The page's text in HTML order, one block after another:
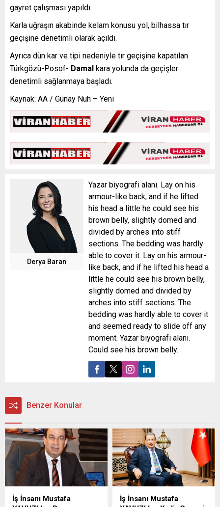
gayret çalışması yapıldı.
Karla uğraşın akabinde kelam konusu yol, bilhassa tır
geçişine denetimli olarak açıldı.
Ayrıca dün kar ve tipi nedeniyle tır geçişine kapatılan
Türkgözü-Posof- Damal kara yolunda da geçişler
denetimli sağlanmaya başladı.
Kaynak: AA / Günay Nuh – Yeni
Derya Baran
Yazar biyografi alanı. Lay on his
armour-like back, and if he lifted
his head a little he could see his
brown belly, slightly domed and
divided by arches into stiff
sections. The bedding was hardly
able to cover it. Lay on his armour-
like back, and if he lifted his head a
little he could see his brown belly,
slightly domed and divided by
arches into stiff sections. The
bedding was hardly able to cover it
and seemed ready to slide off any
moment. Yazar biyografi alanı.
Could see his brown belly.
Benzer Konular
İş İnsanı Mustafa
İş İnsanı Mustafa